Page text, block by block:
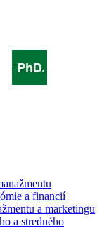
a financií
a marketingu
a stredného